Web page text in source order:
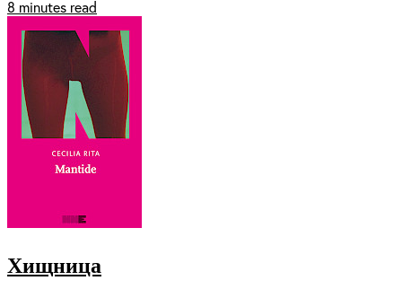
8 minutes read
Хищница